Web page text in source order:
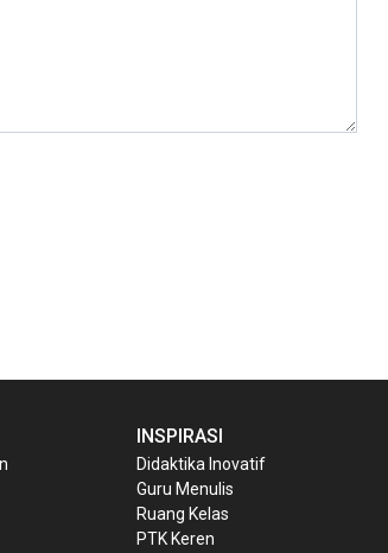
INSPIRASI
Didaktika Inovatif
Guru Menulis
Ruang Kelas
PTK Keren